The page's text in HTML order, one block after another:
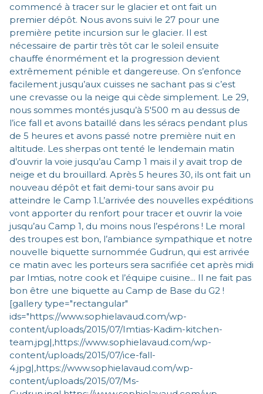
commencé à tracer sur le glacier et ont fait un
premier dépôt. Nous avons suivi le 27 pour une
première petite incursion sur le glacier. Il est
nécessaire de partir très tôt car le soleil ensuite
chauffe énormément et la progression devient
extrêmement pénible et dangereuse. On s’enfonce
facilement jusqu’aux cuisses ne sachant pas si c’est
une crevasse ou la neige qui cède simplement. Le 29,
nous sommes montés jusqu’à 5'500 m au dessus de
l’ice fall et avons bataillé dans les séracs pendant plus
de 5 heures et avons passé notre première nuit en
altitude. Les sherpas ont tenté le lendemain matin
d’ouvrir la voie jusqu’au Camp 1 mais il y avait trop de
neige et du brouillard. Après 5 heures 30, ils ont fait un
nouveau dépôt et fait demi-tour sans avoir pu
atteindre le Camp 1.L’arrivée des nouvelles expéditions
vont apporter du renfort pour tracer et ouvrir la voie
jusqu’au Camp 1, du moins nous l’espérons ! Le moral
des troupes est bon, l’ambiance sympathique et notre
nouvelle biquette surnommée Gudrun, qui est arrivée
ce matin avec les porteurs sera sacrifiée cet après midi
par Imtias, notre cook et l’équipe cuisine... Il ne fait pas
bon être une biquette au Camp de Base du G2 !
[gallery type="rectangular"
ids="https://www.sophielavaud.com/wp-
content/uploads/2015/07/Imtias-Kadim-kitchen-
team.jpg|,https://www.sophielavaud.com/wp-
content/uploads/2015/07/ice-fall-
4.jpg|,https://www.sophielavaud.com/wp-
content/uploads/2015/07/Ms-